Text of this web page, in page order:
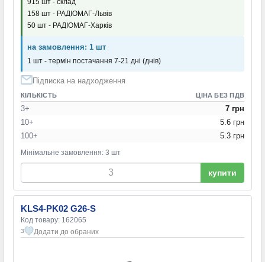
158 шт - РАДІОМАГ-Львів
50 шт - РАДІОМАГ-Харків
на замовлення: 1 шт
1 шт - термін постачання 7-21 дні (днів)
Підписка на надходження
КІЛЬКІСТЬ ЦІНА БЕЗ ПДВ
3+
7 грн
10+
5.6 грн
100+
5.3 грн
Мінімальне замовлення: 3 шт
купити
KLS4-PK02 G26-S
Код товару: 162065
3 Додати до обраних